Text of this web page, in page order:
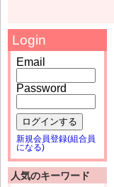
Login
Email
Password
ログインする
新規会員登録(組合員
になる)
人気のキーワード